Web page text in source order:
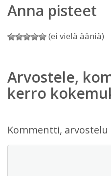
Anna pisteet
(ei vielä ääniä)
Arvostele,
kerro
Kommentti,